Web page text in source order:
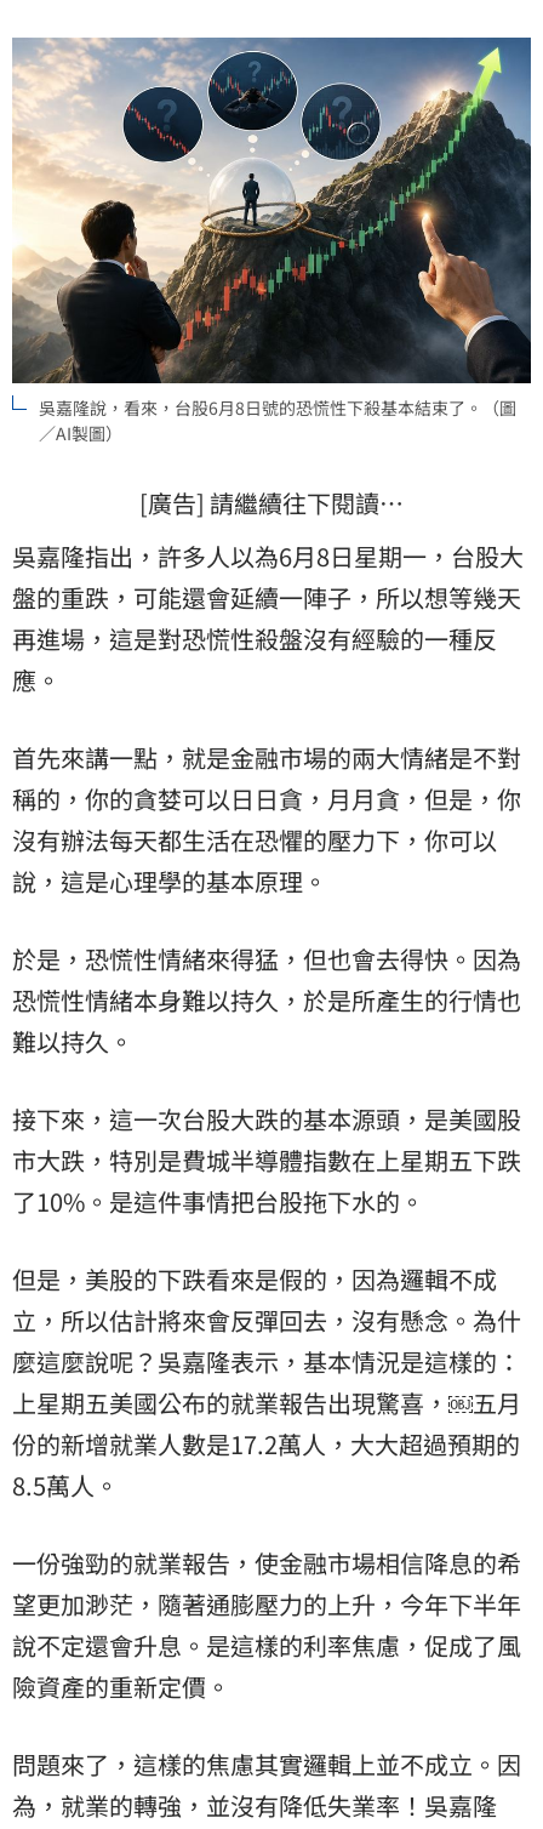
吳嘉隆說，看來，台股6月8日號的恐慌性下殺基本結束了。（圖
／AI製圖）
[廣告] 請繼續往下閱讀…
吳嘉隆指出，許多人以為6月8日星期一，台股大
盤的重跌，可能還會延續一陣子，所以想等幾天
再進場，這是對恐慌性殺盤沒有經驗的一種反
應。
首先來講一點，就是金融市場的兩大情緒是不對
稱的，你的貪婪可以日日貪，月月貪，但是，你
沒有辦法每天都生活在恐懼的壓力下，你可以
說，這是心理學的基本原理。
於是，恐慌性情緒來得猛，但也會去得快。因為
恐慌性情緒本身難以持久，於是所產生的行情也
難以持久。
接下來，這一次台股大跌的基本源頭，是美國股
市大跌，特別是費城半導體指數在上星期五下跌
了10%。是這件事情把台股拖下水的。
但是，美股的下跌看來是假的，因為邏輯不成
立，所以估計將來會反彈回去，沒有懸念。為什
麼這麼說呢？吳嘉隆表示，基本情況是這樣的：
上星期五美國公布的就業報告出現驚喜，￼五月
份的新增就業人數是17.2萬人，大大超過預期的
8.5萬人。
一份強勁的就業報告，使金融市場相信降息的希
望更加渺茫，隨著通膨壓力的上升，今年下半年
說不定還會升息。是這樣的利率焦慮，促成了風
險資產的重新定價。
問題來了，這樣的焦慮其實邏輯上並不成立。因
為，就業的轉強，並沒有降低失業率！吳嘉隆